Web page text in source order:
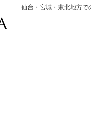
仙台・宮城・東北地方